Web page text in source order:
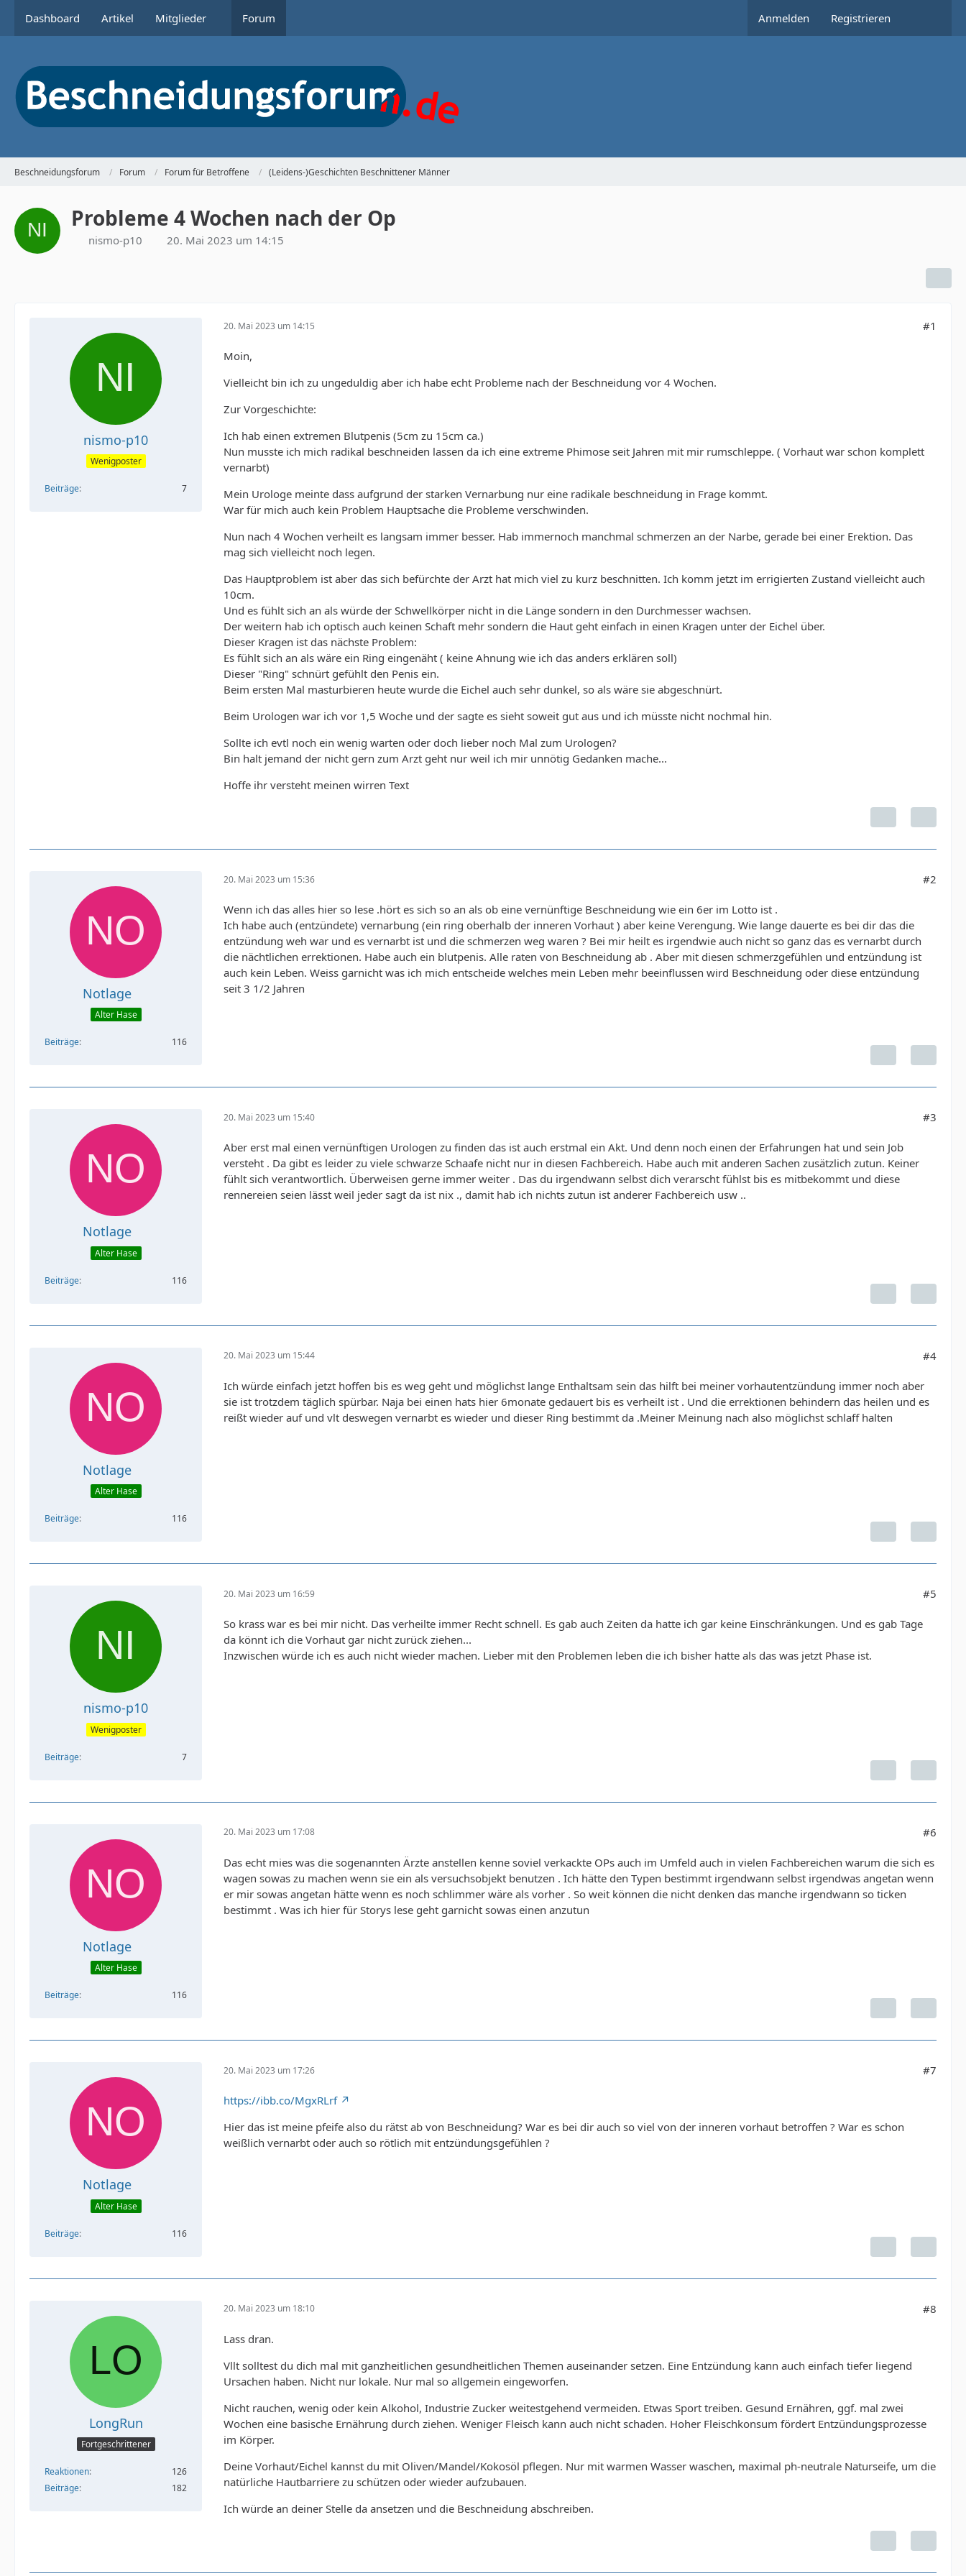
Dashboard Artikel Mitglieder Forum Anmelden Registrieren
Beschneidungsforum Forum Forum für Betroffene (Leidens-)Geschichten Beschnittener Männer
Probleme 4 Wochen nach der Op
nismo-p10 20. Mai 2023 um 14:15
nismo-p10
Wenigposter
Beiträge 7
20. Mai 2023 um 14:15 #1
Moin,
Vielleicht bin ich zu ungeduldig aber ich habe echt Probleme nach der Beschneidung vor 4 Wochen.
Zur Vorgeschichte:
Ich hab einen extremen Blutpenis (5cm zu 15cm ca.)
Nun musste ich mich radikal beschneiden lassen da ich eine extreme Phimose seit Jahren mit mir rumschleppe. ( Vorhaut war schon komplett
vernarbt)
Mein Urologe meinte dass aufgrund der starken Vernarbung nur eine radikale beschneidung in Frage kommt.
War für mich auch kein Problem Hauptsache die Probleme verschwinden.
Nun nach 4 Wochen verheilt es langsam immer besser. Hab immernoch manchmal schmerzen an der Narbe, gerade bei einer Erektion. Das
mag sich vielleicht noch legen.
Das Hauptproblem ist aber das sich befürchte der Arzt hat mich viel zu kurz beschnitten. Ich komm jetzt im errigierten Zustand vielleicht auch
10cm.
Und es fühlt sich an als würde der Schwellkörper nicht in die Länge sondern in den Durchmesser wachsen.
Der weitern hab ich optisch auch keinen Schaft mehr sondern die Haut geht einfach in einen Kragen unter der Eichel über.
Dieser Kragen ist das nächste Problem:
Es fühlt sich an als wäre ein Ring eingenäht ( keine Ahnung wie ich das anders erklären soll)
Dieser "Ring" schnürt gefühlt den Penis ein.
Beim ersten Mal masturbieren heute wurde die Eichel auch sehr dunkel, so als wäre sie abgeschnürt.
Beim Urologen war ich vor 1,5 Woche und der sagte es sieht soweit gut aus und ich müsste nicht nochmal hin.
Sollte ich evtl noch ein wenig warten oder doch lieber noch Mal zum Urologen?
Bin halt jemand der nicht gern zum Arzt geht nur weil ich mir unnötig Gedanken mache...
Hoffe ihr versteht meinen wirren Text
Notlage
Alter Hase
Beiträge 116
20. Mai 2023 um 15:36 #2
Wenn ich das alles hier so lese .hört es sich so an als ob eine vernünftige Beschneidung wie ein 6er im Lotto ist .
Ich habe auch (entzündete) vernarbung (ein ring oberhalb der inneren Vorhaut ) aber keine Verengung. Wie lange dauerte es bei dir das die
entzündung weh war und es vernarbt ist und die schmerzen weg waren ? Bei mir heilt es irgendwie auch nicht so ganz das es vernarbt durch
die nächtlichen errektionen. Habe auch ein blutpenis. Alle raten von Beschneidung ab . Aber mit diesen schmerzgefühlen und entzündung ist
auch kein Leben. Weiss garnicht was ich mich entscheide welches mein Leben mehr beeinflussen wird Beschneidung oder diese entzündung
seit 3 1/2 Jahren
Notlage
Alter Hase
Beiträge 116
20. Mai 2023 um 15:40 #3
Aber erst mal einen vernünftigen Urologen zu finden das ist auch erstmal ein Akt. Und denn noch einen der Erfahrungen hat und sein Job
versteht . Da gibt es leider zu viele schwarze Schaafe nicht nur in diesen Fachbereich. Habe auch mit anderen Sachen zusätzlich zutun. Keiner
fühlt sich verantwortlich. Überweisen gerne immer weiter . Das du irgendwann selbst dich verarscht fühlst bis es mitbekommt und diese
rennereien seien lässt weil jeder sagt da ist nix ., damit hab ich nichts zutun ist anderer Fachbereich usw ..
Notlage
Alter Hase
Beiträge 116
20. Mai 2023 um 15:44 #4
Ich würde einfach jetzt hoffen bis es weg geht und möglichst lange Enthaltsam sein das hilft bei meiner vorhautentzündung immer noch aber
sie ist trotzdem täglich spürbar. Naja bei einen hats hier 6monate gedauert bis es verheilt ist . Und die errektionen behindern das heilen und es
reißt wieder auf und vlt deswegen vernarbt es wieder und dieser Ring bestimmt da .Meiner Meinung nach also möglichst schlaff halten
nismo-p10
Wenigposter
Beiträge 7
20. Mai 2023 um 16:59 #5
So krass war es bei mir nicht. Das verheilte immer Recht schnell. Es gab auch Zeiten da hatte ich gar keine Einschränkungen. Und es gab Tage
da könnt ich die Vorhaut gar nicht zurück ziehen...
Inzwischen würde ich es auch nicht wieder machen. Lieber mit den Problemen leben die ich bisher hatte als das was jetzt Phase ist.
Notlage
Alter Hase
Beiträge 116
20. Mai 2023 um 17:08 #6
Das echt mies was die sogenannten Ärzte anstellen kenne soviel verkackte OPs auch im Umfeld auch in vielen Fachbereichen warum die sich es
wagen sowas zu machen wenn sie ein als versuchsobjekt benutzen . Ich hätte den Typen bestimmt irgendwann selbst irgendwas angetan wenn
er mir sowas angetan hätte wenn es noch schlimmer wäre als vorher . So weit können die nicht denken das manche irgendwann so ticken
bestimmt . Was ich hier für Storys lese geht garnicht sowas einen anzutun
Notlage
Alter Hase
Beiträge 116
20. Mai 2023 um 17:26 #7
https://ibb.co/MgxRLrf
Hier das ist meine pfeife also du rätst ab von Beschneidung? War es bei dir auch so viel von der inneren vorhaut betroffen ? War es schon
weißlich vernarbt oder auch so rötlich mit entzündungsgefühlen ?
LongRun
Fortgeschrittener
Reaktionen
126
Beiträge
182
20. Mai 2023 um 18:10 #8
Lass dran.
Vllt solltest du dich mal mit ganzheitlichen gesundheitlichen Themen auseinander setzen. Eine Entzündung kann auch einfach tiefer liegend
Ursachen haben. Nicht nur lokale. Nur mal so allgemein eingeworfen.
Nicht rauchen, wenig oder kein Alkohol, Industrie Zucker weitestgehend vermeiden. Etwas Sport treiben. Gesund Ernähren, ggf. mal zwei
Wochen eine basische Ernährung durch ziehen. Weniger Fleisch kann auch nicht schaden. Hoher Fleischkonsum fördert Entzündungsprozesse
im Körper.
Deine Vorhaut/Eichel kannst du mit Oliven/Mandel/Kokosöl pflegen. Nur mit warmen Wasser waschen, maximal ph-neutrale Naturseife, um die
natürliche Hautbarriere zu schützen oder wieder aufzubauen.
Ich würde an deiner Stelle da ansetzen und die Beschneidung abschreiben.